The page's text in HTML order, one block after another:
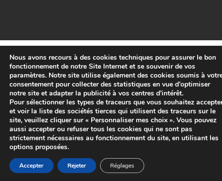
Nous avons recours à des cookies techniques pour assurer le bon
fonctionnement de notre Site Internet et se souvenir de vos
paramètres. Notre site utilise également des cookies soumis à
consentement pour collecter des statistiques en vue d’optimiser
notre site et adapter la publicité à vos centres d’intérêt.
Pour sélectionner les types de traceurs que vous souhaitez
et voir la liste des sociétés tierces qui utilisent des traceurs sur le
site, veuillez cliquer sur « Personnaliser mes choix ». Vous pouvez
aussi accepter ou refuser tous les cookies qui ne sont pas
strictement nécessaires au fonctionnement du site, en utilisant les
options proposées.
Accepter Rejeter Réglages